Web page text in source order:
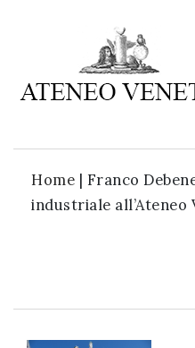
Home | Franco
industriale all’Ateneo
Ateneo
è
cultura